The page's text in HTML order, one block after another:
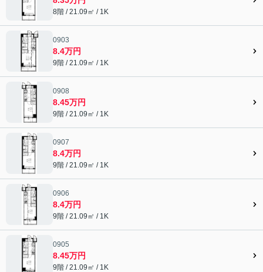
8階 / 21.09㎡ / 1K
0903
8.4万円
9階 / 21.09㎡ / 1K
0908
8.45万円
9階 / 21.09㎡ / 1K
0907
8.4万円
9階 / 21.09㎡ / 1K
0906
8.4万円
9階 / 21.09㎡ / 1K
0905
8.45万円
9階 / 21.09㎡ / 1K